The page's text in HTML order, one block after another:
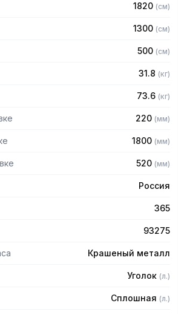
полки из нержавеющей стали марки
0,8 мм
полками регулируемое с шагом 50
в разобранном виде
1820 (см)
1300 (см)
500 (см)
31.8 (кг)
73.6 (кг)
220 (мм)
1800 (мм)
520 (мм)
Россия
365
93275
Крашеный металл
Уголок (л.)
Сплошная (л.)